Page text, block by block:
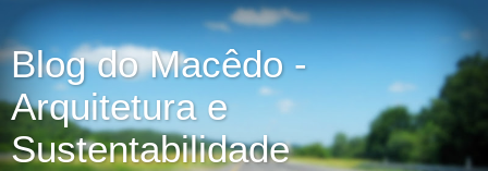
Blog do Macêdo -
Arquitetura e
Sustentabilidade